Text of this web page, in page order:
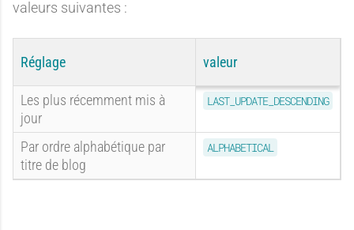
n
é
e
n
e
i
m
e
valeurs suivantes :
Réglage valeur
Les plus récemment mis à
jour
LAST_UPDATE_DESCENDING
Par ordre alphabétique par
titre de blog
ALPHABETICAL